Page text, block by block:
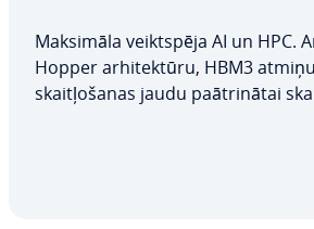
Maksimāla veikt­spē­ja AI un HPC.
Hopper ar­hi­tek­tū­ru, HBM3
skait­ļo­ša­nas jaudu pa­āt­ri­nā­tai